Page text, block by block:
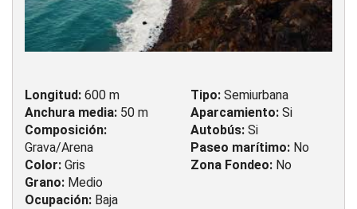
Longitud: 600 m
Anchura media: 50 m
Composición:
Grava/Arena
Color: Gris
Grano: Medio
Ocupación: Baja
Tipo: Semiurbana
Aparcamiento: Si
Autobús: Si
Paseo marítimo: No
Zona Fondeo: No